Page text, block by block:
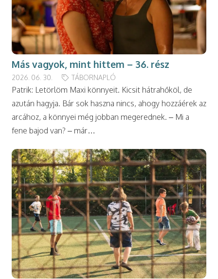
Más vagyok, mint hittem – 36. rész
2026. 06. 30. TÁBORNAPLÓ
Patrik: Letörlöm Maxi könnyeit. Kicsit hátrahőköl, de
azután hagyja. Bár sok haszna nincs, ahogy hozzáérek az
arcához, a könnyei még jobban megerednek. – Mi a
fene bajod van? – már…